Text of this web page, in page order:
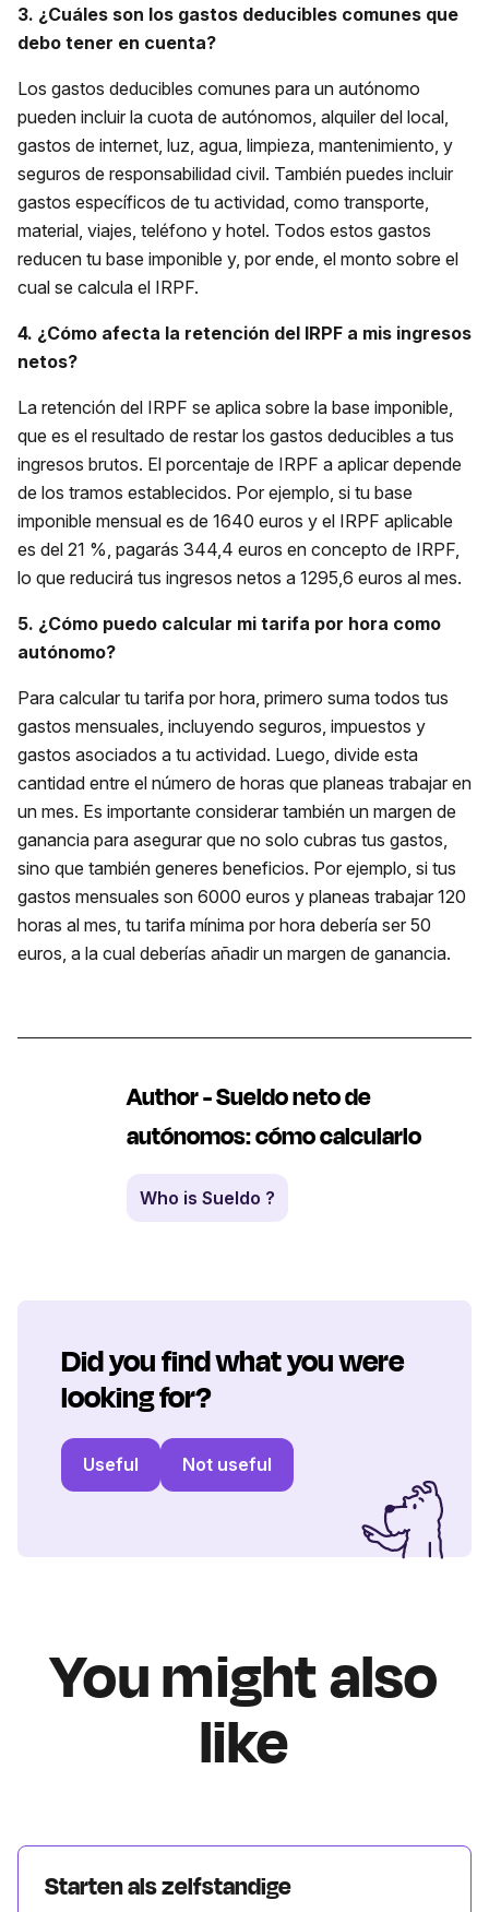
3. ¿Cuáles son los gastos deducibles comunes que
debo tener en cuenta?
Los gastos deducibles comunes para un autónomo
pueden incluir la cuota de autónomos, alquiler del local,
gastos de internet, luz, agua, limpieza, mantenimiento, y
seguros de responsabilidad civil. También puedes incluir
gastos específicos de tu actividad, como transporte,
material, viajes, teléfono y hotel. Todos estos gastos
reducen tu base imponible y, por ende, el monto sobre el
cual se calcula el IRPF.
4. ¿Cómo afecta la retención del IRPF a mis ingresos
netos?
La retención del IRPF se aplica sobre la base imponible,
que es el resultado de restar los gastos deducibles a tus
ingresos brutos. El porcentaje de IRPF a aplicar depende
de los tramos establecidos. Por ejemplo, si tu base
imponible mensual es de 1640 euros y el IRPF aplicable
es del 21 %, pagarás 344,4 euros en concepto de IRPF,
lo que reducirá tus ingresos netos a 1295,6 euros al mes.
5. ¿Cómo puedo calcular mi tarifa por hora como
autónomo?
Para calcular tu tarifa por hora, primero suma todos tus
gastos mensuales, incluyendo seguros, impuestos y
gastos asociados a tu actividad. Luego, divide esta
cantidad entre el número de horas que planeas trabajar en
un mes. Es importante considerar también un margen de
ganancia para asegurar que no solo cubras tus gastos,
sino que también generes beneficios. Por ejemplo, si tus
gastos mensuales son 6000 euros y planeas trabajar 120
horas al mes, tu tarifa mínima por hora debería ser 50
euros, a la cual deberías añadir un margen de ganancia.
Author - Sueldo neto de
autónomos: cómo calcularlo
Who is Sueldo ?
Did you find what you were
looking for?
Useful Not useful
You might also
like
Starten als zelfstandige